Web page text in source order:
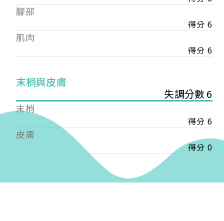
腳部
得分 6
肌肉
得分 6
末梢與皮膚
失調分數 6
末梢
得分 6
皮膚
得分 0
——
【會費】
個人會員:
入會費新臺幣1200元，於會員入會時繳納；常年會
入會費新臺幣3000元，於會員入會時繳納；常年會
戶名: 社團法人台灣自律神經健康培訓暨發展協會
帳號: 003-03-501566-2
銀行: (013) 國泰世華 南京東路分行